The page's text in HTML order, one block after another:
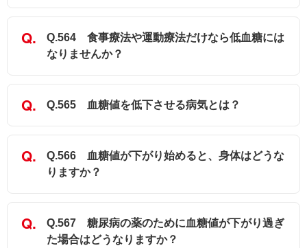
Q.564 食事療法や運動療法だけなら低血糖には
なりませんか？
Q.565 血糖値を低下させる病気とは？
Q.566 血糖値が下がり始めると、身体はどうな
りますか？
Q.567 糖尿病の薬のために血糖値が下がり過ぎ
た場合はどうなりますか？